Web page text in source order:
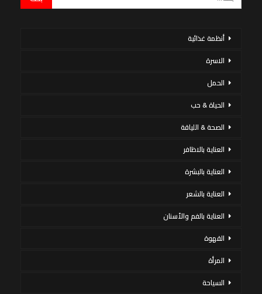
أنظمة غذائية
الاسرة
الحمل
الحياة & حب
الصحة & اللياقة
العناية بالاظافر
العناية بالبشرة
العناية بالشعر
العناية بالفم والأسنان
القهوة
المرأة
السياحة